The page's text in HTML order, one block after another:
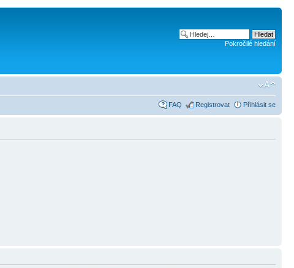
Pokročilé hledání
FAQ Registrovat Přihlásit se